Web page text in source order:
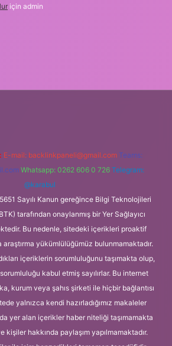
için admin
E-mail: backlinkpaneli@gmail.com Teams:
Whatsapp: 0262 606 0 726 Telegram:
@karabul
Sayılı Kanun gereğince Bilgi Teknolojileri
tarafından onaylanmış bir Yer Sağlayıcı
Bu nedenle, sitedeki içerikleri proaktif
yükümlülüğümüz bulunmamaktadır.
içeriklerin sorumluluğunu taşımakta olup,
kabul etmiş sayılırlar. Bu internet
kurum veya şahıs şirketi ile hiçbir bağlantısı
yalnızca kendi hazırladığımız makaleler
yer alan içerikler haber niteliği taşımamakta
kişiler hakkında paylaşım yapılmamaktadır.